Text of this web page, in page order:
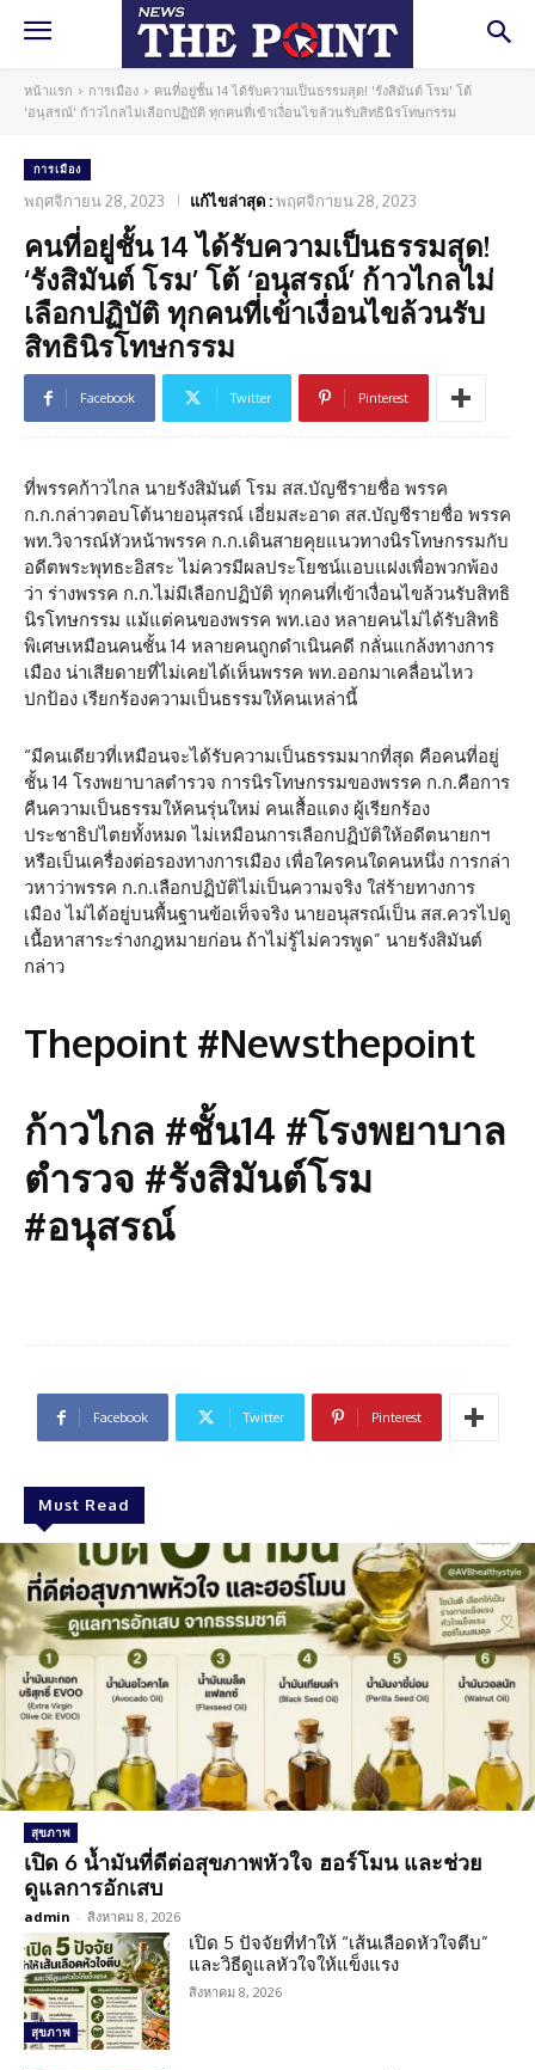
หน้าแรก การเมือง
คนที่อยู่ชั้น 14 ได้รับความเป็นธรรมสุด! 'รังสิมันต์ โรม' โต้
'อนุสรณ์' ก้าวไกลไม่เลือกปฏิบัติ ทุกคนที่เข้าเงื่อนไขล้วนรับสิทธินิรโทษกรรม
การเมือง
พฤศจิกายน 28, 2023 แก้ไขล่าสุด :พฤศจิกายน 28, 2023
คนที่อยู่ชั้น 14 ได้รับความเป็นธรรมสุด!
‘รังสิมันต์ โรม’ โต้ ‘อนุสรณ์’ ก้าวไกลไม่
เลือกปฏิบัติ ทุกคนที่เข้าเงื่อนไขล้วนรับ
สิทธินิรโทษกรรม
Facebook Twitter Pinterest
ที่พรรคก้าวไกล นายรังสิมันต์ โรม สส.บัญชีรายชื่อ พรรค
ก.ก.กล่าวตอบโต้นายอนุสรณ์ เอี่ยมสะอาด สส.บัญชีรายชื่อ พรรค
พท.วิจารณ์หัวหน้าพรรค ก.ก.เดินสายคุยแนวทางนิรโทษกรรมกับ
อดีตพระพุทธะอิสระ ไม่ควรมีผลประโยชน์แอบแฝงเพื่อพวกพ้อง
ว่า ร่างพรรค ก.ก.ไม่มีเลือกปฏิบัติ ทุกคนที่เข้าเงื่อนไขล้วนรับสิทธิ
นิรโทษกรรม แม้แต่คนของพรรค พท.เอง หลายคนไม่ได้รับสิทธิ
พิเศษเหมือนคนชั้น 14 หลายคนถูกดำเนินคดี กลั่นแกล้งทางการ
เมือง น่าเสียดายที่ไม่เคยได้เห็นพรรค พท.ออกมาเคลื่อนไหว
ปกป้อง เรียกร้องความเป็นธรรมให้คนเหล่านี้
“มีคนเดียวที่เหมือนจะได้รับความเป็นธรรมมากที่สุด คือคนที่อยู่
ชั้น 14 โรงพยาบาลตำรวจ การนิรโทษกรรมของพรรค ก.ก.คือการ
คืนความเป็นธรรมให้คนรุ่นใหม่ คนเสื้อแดง ผู้เรียกร้อง
ประชาธิปไตยทั้งหมด ไม่เหมือนการเลือกปฏิบัติให้อดีตนายกฯ
หรือเป็นเครื่องต่อรองทางการเมือง เพื่อใครคนใดคนหนึ่ง การกล่า
วหาว่าพรรค ก.ก.เลือกปฏิบัติไม่เป็นความจริง ใส่ร้ายทางการ
เมือง ไม่ได้อยู่บนพื้นฐานข้อเท็จจริง นายอนุสรณ์เป็น สส.ควรไปดู
เนื้อหาสาระร่างกฎหมายก่อน ถ้าไม่รู้ไม่ควรพูด” นายรังสิมันต์
กล่าว
Thepoint #Newsthepoint
ก้าวไกล #ชั้น14 #โรงพยาบาล
ตำรวจ #รังสิมันต์โรม
#อนุสรณ์
Facebook Twitter Pinterest
Must Read
สุขภาพ
เปิด 6 น้ำมันที่ดีต่อสุขภาพหัวใจ ฮอร์โมน และช่วย
ดูแลการอักเสบ
admin - สิงหาคม 8, 2026
สุขภาพ
เปิด 5 ปัจจัยที่ทำให้ “เส้นเลือดหัวใจตีบ”
และวิธีดูแลหัวใจให้แข็งแรง
สิงหาคม 8, 2026